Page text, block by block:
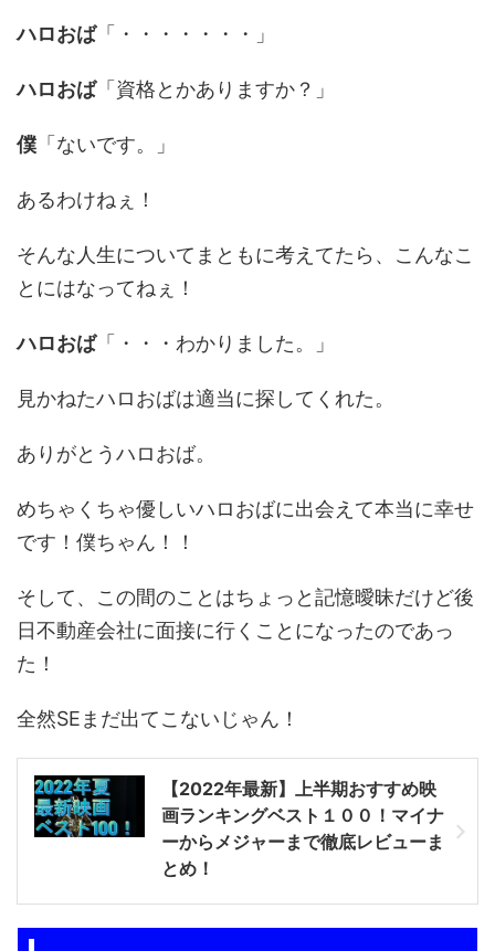
ハロおば「・・・・・・・」
ハロおば「資格とかありますか？」
僕 「ないです。」
あるわけねぇ！
そんな人生についてまともに考えてたら、こんなこ
とにはなってねぇ！
ハロおば「・・・わかりました。」
見かねたハロおばは適当に探してくれた。
ありがとうハロおば。
めちゃくちゃ優しいハロおばに出会えて本当に幸せ
です！僕ちゃん！！
そして、この間のことはちょっと記憶曖昧だけど後
日不動産会社に面接に行くことになったのであっ
た！
全然SEまだ出てこないじゃん！
【2022年最新】上半期おすすめ映
画ランキングベスト１００！マイナ
ーからメジャーまで徹底レビューま
とめ！